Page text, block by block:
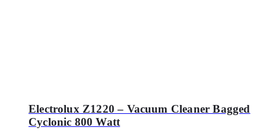
Electrolux Z1220 – Vacuum Cleaner Bagged
Cyclonic 800 Watt